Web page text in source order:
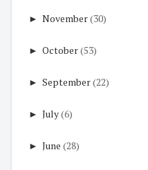
► November(30)
► October(53)
► September(22)
► July(6)
► June (28)